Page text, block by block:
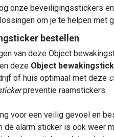
onze beveiligingsstickers
om je te helpen met
bestellen
van deze Object
deze Object
of huis optimaal met deze
preventie raamstickers.
voor een veilig gevoel en
de alarm sticker is ook weer